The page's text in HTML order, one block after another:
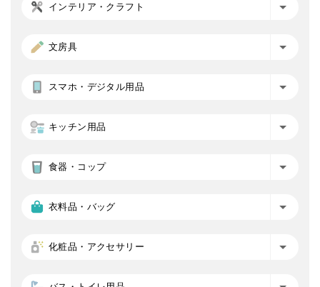
インテリア・クラフト
文房具
スマホ・デジタル用品
キッチン用品
食器・コップ
衣料品・バッグ
化粧品・アクセサリー